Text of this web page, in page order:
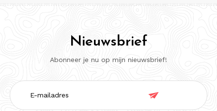
Nieuwsbrief
Abonneer je nu op mijn nieuwsbrief!
E-
mailadres
